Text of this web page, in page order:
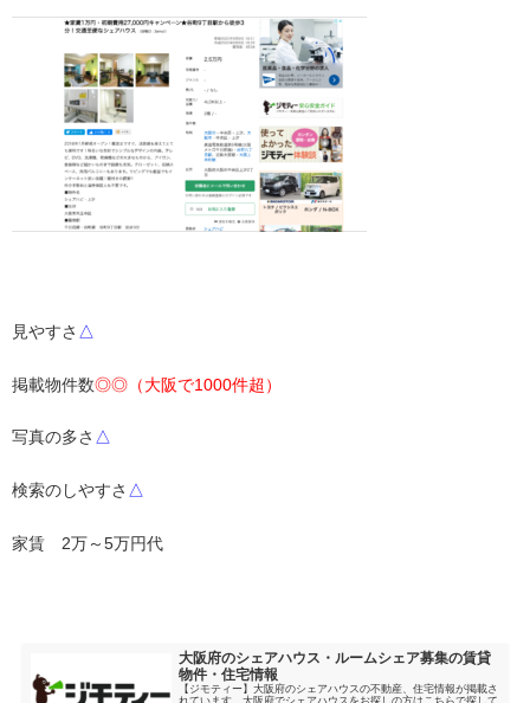
見やすさ △
掲載物件数◎◎（大阪で1000件超）
写真の多さ △
検索のしやすさ △
家賃 2万～5万円代
大阪府のシェアハウス・ルームシェア募集の賃貸
物件・住宅情報
【ジモティー】大阪府のシェアハウスの不動産、住宅情報が掲載さ
れています。大阪府でシェアハウスをお探しの方はこちらで探して